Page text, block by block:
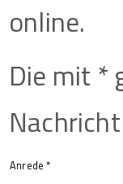
online.
Die mit *
Anrede *